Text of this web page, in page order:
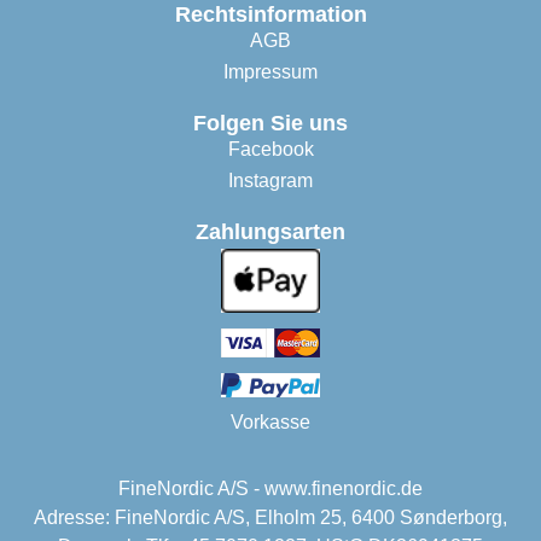
Rechtsinformation
AGB
Impressum
Folgen Sie uns
Facebook
Instagram
Zahlungsarten
Vorkasse
FineNordic A/S - www.finenordic.de
Adresse: FineNordic A/S, Elholm 25, 6400 Sønderborg,